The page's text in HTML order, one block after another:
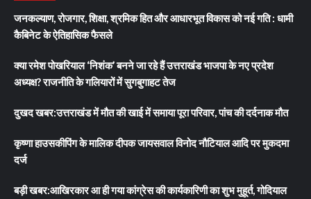
जनकल्याण, रोजगार, शिक्षा, श्रमिक हित और आधारभूत विकास को नई गति : धामी
कैबिनेट के ऐतिहासिक फैसले
क्या रमेश पोखरियाल ‘निशंक’ बनने जा रहे हैं उत्तराखंड भाजपा के नए प्रदेश
अध्यक्ष? राजनीति के गलियारों में सुगबुगाहट तेज
दुखद खबर:उत्तराखंड में मौत की खाई में समाया पूरा परिवार, पांच की दर्दनाक मौत
कृष्णा हाउसकीपिंग के मालिक दीपक जायसवाल विनोद नौटियाल आदि पर मुकदमा
दर्ज
बड़ी खबर:आखिरकार आ ही गया कांग्रेस की कार्यकारिणी का शुभ मुहूर्त, गोदियाल